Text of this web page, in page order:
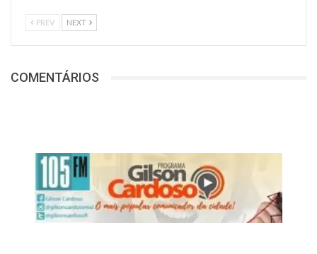
PREV NEXT
COMENTÁRIOS